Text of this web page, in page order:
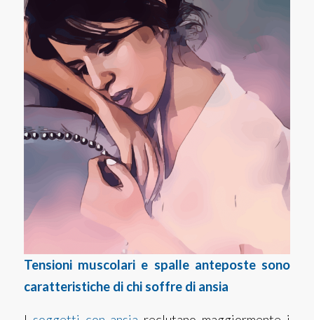
Tensioni muscolari e spalle anteposte sono
caratteristiche di chi soffre di ansia